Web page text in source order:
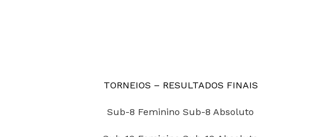
TORNEIOS – RESULTADOS FINAIS
Sub-8 Feminino Sub-8 Absoluto